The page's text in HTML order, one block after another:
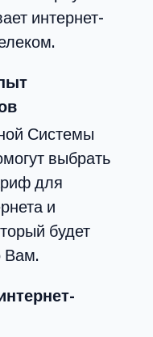
интернет-
Системы
выбрать
для
и
будет
Вам.